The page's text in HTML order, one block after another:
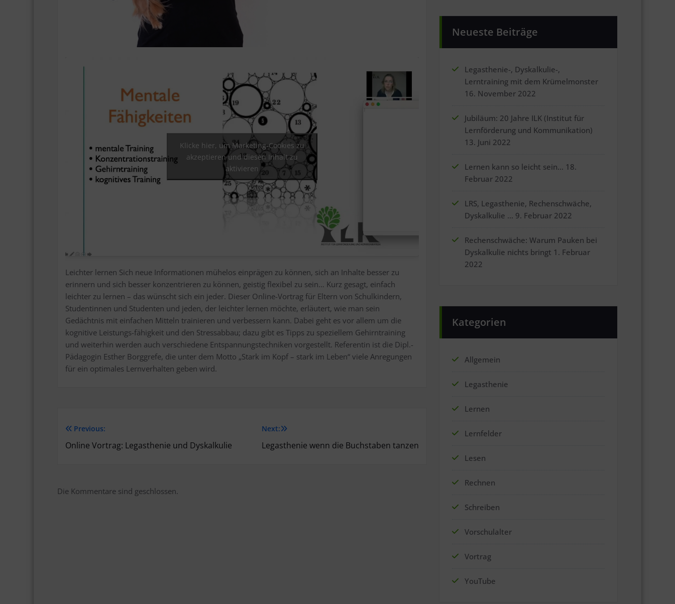
Klicke hier, um Marketing-Cookies zu
akzeptieren und diesen Inhalt zu
aktivieren
Leichter lernen Sich neue Informationen mühelos einprägen zu können, sich an Inhalte besser zu
erinnern und sich besser konzentrieren zu können, geistig flexibel zu sein… Kurz gesagt, einfach
leichter zu lernen – das wünscht sich ein jeder. Dieser Online-Vortrag für Eltern von Schulkindern,
Studentinnen und Studenten und jeden, der leichter lernen möchte, erläutert, wie man sein
Gedächtnis mit einfachen Mitteln trainieren und verbessern kann. Dabei geht es vor allem um die
kognitive Leistungs-fähigkeit und den Stressabbau; dazu gibt es Tipps zu speziellem Gehirntraining
und weiterhin werden auch verschiedene Entspannungstechniken vorgestellt. Referentin ist die Dipl.-
Pädagogin Esther Borggrefe, die unter dem Motto „Stark im Kopf – stark im Leben“ viele Anregungen
für ein optimales Lernverhalten geben wird.
Beitragsnavigation
Previous:
Online Vortrag: Legasthenie und Dyskalkulie
Next:
Legasthenie wenn die Buchstaben tanzen
Die Kommentare sind geschlossen.
Neueste Beiträge
Legasthenie-, Dyskalkulie-,
Lerntraining mit dem Krümelmonster
16. November 2022
Jubiläum: 20 Jahre ILK (Institut für
Lernförderung und Kommunikation)
13. Juni 2022
Lernen kann so leicht sein… 18.
Februar 2022
LRS, Legasthenie, Rechenschwäche,
Dyskalkulie … 9. Februar 2022
Rechenschwäche: Warum Pauken bei
Dyskalkulie nichts bringt 1. Februar
2022
Kategorien
Allgemein
Legasthenie
Lernen
Lernfelder
Lesen
Rechnen
Schreiben
Vorschulalter
Vortrag
YouTube